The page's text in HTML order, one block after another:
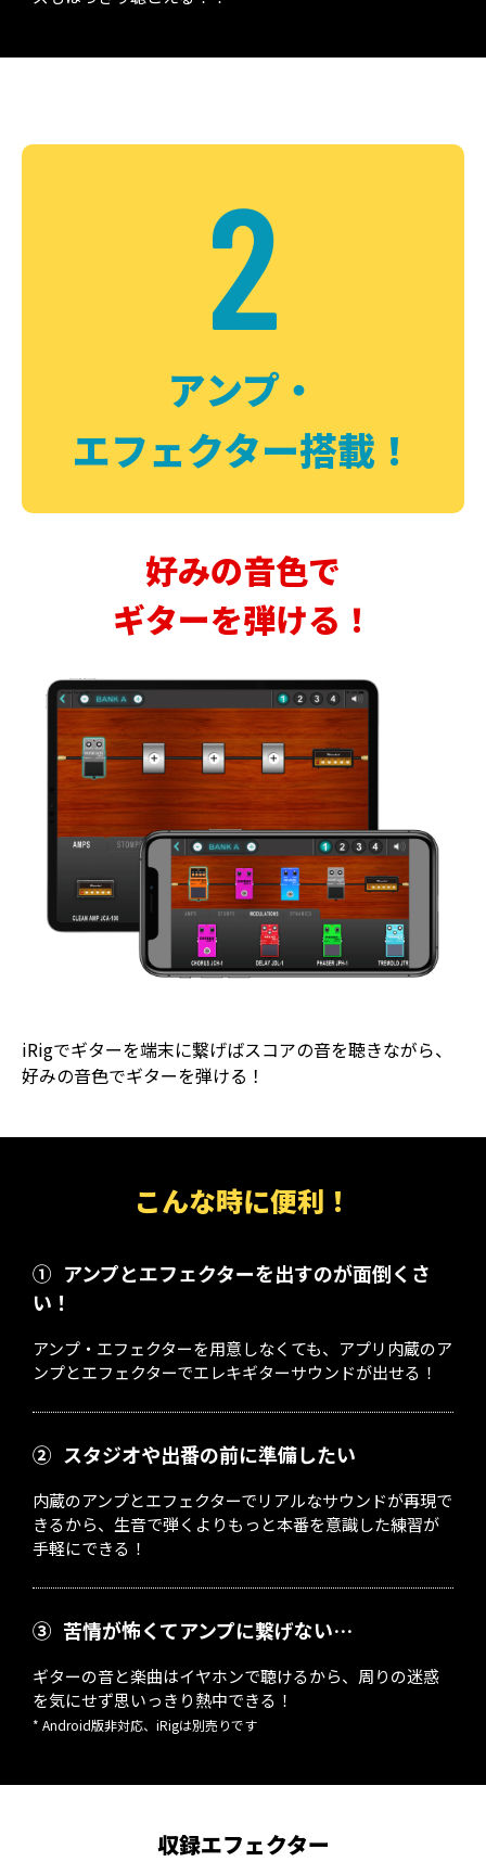
2
アンプ・
エフェクター搭載！
好みの音色で
ギターを弾ける！
iRigでギターを端末に繋げばスコアの音を聴きながら、
好みの音色でギターを弾ける！
こんな時に便利！
① アンプとエフェクターを出すのが面倒くさ
い！
アンプ・エフェクターを用意しなくても、アプリ内蔵のア
ンプとエフェクターでエレキギターサウンドが出せる！
② スタジオや出番の前に準備したい
内蔵のアンプとエフェクターでリアルなサウンドが再現で
きるから、生音で弾くよりもっと本番を意識した練習が
手軽にできる！
③ 苦情が怖くてアンプに繋げない…
ギターの音と楽曲はイヤホンで聴けるから、周りの迷惑
を気にせず思いっきり熱中できる！
* Android版非対応、iRigは別売りです
収録エフェクター